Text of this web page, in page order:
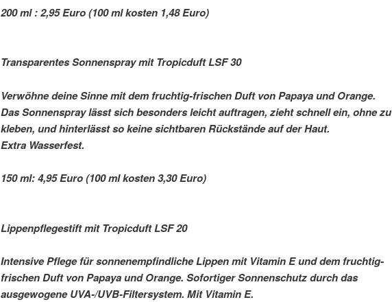
200 ml : 2,95 Euro (100 ml kosten 1,48 Euro)
Transparentes Sonnenspray mit Tropicduft LSF 30
Verwöhne deine Sinne mit dem fruchtig-frischen Duft von Papaya und Orange.
Das Sonnenspray lässt sich besonders leicht auftragen, zieht schnell ein, ohne zu
kleben, und hinterlässt so keine sichtbaren Rückstände auf der Haut.
Extra Wasserfest.
150 ml: 4,95 Euro (100 ml kosten 3,30 Euro)
Lippenpflegestift mit Tropicduft LSF 20
Intensive Pflege für sonnenempfindliche Lippen mit Vitamin E und dem fruchtig-
frischen Duft von Papaya und Orange. Sofortiger Sonnenschutz durch das
ausgewogene UVA-/UVB-Filtersystem. Mit Vitamin E.